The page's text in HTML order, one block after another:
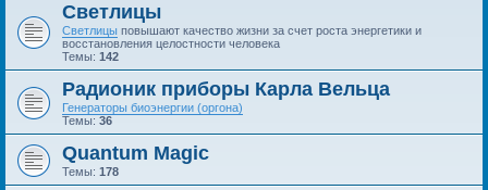
Светлицы
Светлицы повышают качество жизни за счет роста энергетики и
восстановления целостности человека
Темы: 142
Радионик приборы Карла Вельца
Генераторы биоэнергии (оргона)
Темы: 36
Quantum Magic
Темы: 178